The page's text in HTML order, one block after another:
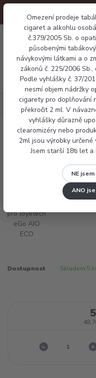
Omezení prodeje
cigaret a alkohlu
č.379/2005 Sb. o
působenými
návykovými látkami a o
zákonů č. 225/2006
Podle vyhlášky č. 37/
nesmí objem nádržky
cigarety pro doplňování
překročit 2 ml. V
vyhlášky důrazně
clearomizéry nebo
2ml jsou výrobky
Jsem starší 18ti let a
NE
ANO
Příslušenství Pyrex
Pyrex tělo pro
Dostupnost Skladem 5